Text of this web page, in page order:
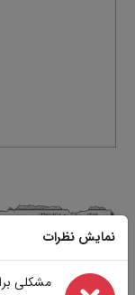
نمایش نظرات
مشکلی